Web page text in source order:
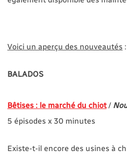
Voici un aperçu des nouveautés :
BALADOS
Bêtises : le marché du chiot /
5 épisodes x 30 minutes
Existe-t-il encore des usines à